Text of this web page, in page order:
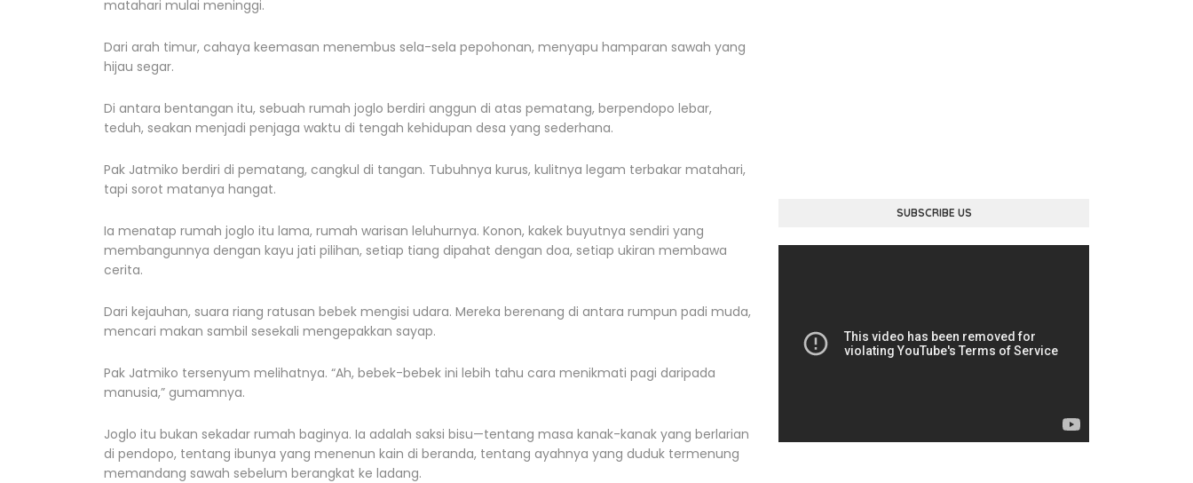
matahari mulai meninggi.
Dari arah timur, cahaya keemasan menembus sela-sela pepohonan, menyapu hamparan sawah yang
hijau segar.
Di antara bentangan itu, sebuah rumah joglo berdiri anggun di atas pematang, berpendopo lebar,
teduh, seakan menjadi penjaga waktu di tengah kehidupan desa yang sederhana.
Pak Jatmiko berdiri di pematang, cangkul di tangan. Tubuhnya kurus, kulitnya legam terbakar matahari,
tapi sorot matanya hangat.
Ia menatap rumah joglo itu lama, rumah warisan leluhurnya. Konon, kakek buyutnya sendiri yang
membangunnya dengan kayu jati pilihan, setiap tiang dipahat dengan doa, setiap ukiran membawa
cerita.
Dari kejauhan, suara riang ratusan bebek mengisi udara. Mereka berenang di antara rumpun padi muda,
mencari makan sambil sesekali mengepakkan sayap.
Pak Jatmiko tersenyum melihatnya. “Ah, bebek-bebek ini lebih tahu cara menikmati pagi daripada
manusia,” gumamnya.
Joglo itu bukan sekadar rumah baginya. Ia adalah saksi bisu—tentang masa kanak-kanak yang berlarian
di pendopo, tentang ibunya yang menenun kain di beranda, tentang ayahnya yang duduk termenung
memandang sawah sebelum berangkat ke ladang.
SUBSCRIBE US